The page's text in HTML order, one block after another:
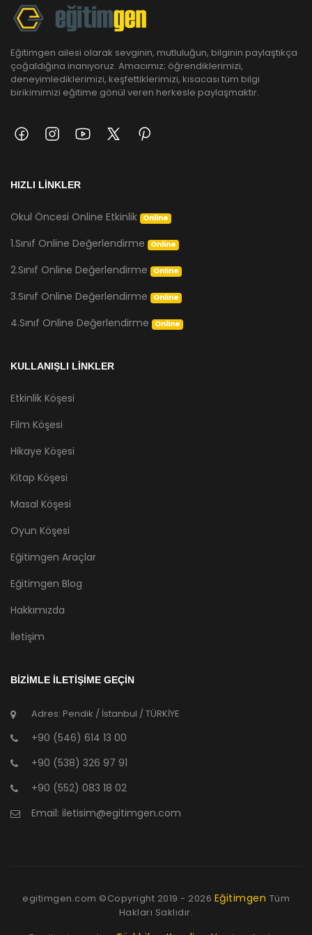
Eğitimgen ailesi olarak sevginin, mutluluğun, bilginin paylaştıkça
çoğaldığına inanıyoruz. Amacımız; öğrendiklerimizi,
deneyimlediklerimizi, keşfettiklerimizi, kısacası tüm bilgi
birikimimizi eğitime gönül veren herkesle paylaşmaktır.
HIZLI LİNKLER
Okul Öncesi Online Etkinlik Online
1.Sınıf Online Değerlendirme Online
2.Sınıf Online Değerlendirme Online
3.Sınıf Online Değerlendirme Online
4.Sınıf Online Değerlendirme Online
KULLANIŞLI LİNKLER
Etkinlik Köşesi
Film Köşesi
Hikaye Köşesi
Kitap Köşesi
Masal Köşesi
Oyun Köşesi
Eğitimgen Araçlar
Eğitimgen Blog
Hakkımızda
İletişim
BİZİMLE İLETİŞİME GEÇİN
Adres: Pendik / İstanbul / TÜRKİYE
+90 (546) 614 13 00
+90 (538) 326 97 91
+90 (552) 083 18 02
Email: iletisim@egitimgen.com
egitimgen.com ©Copyright 2019 - 2026 Eğitimgen Tüm
Hakları Saklıdır.